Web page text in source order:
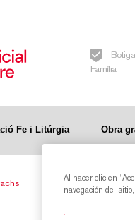
Família
Fe i Litúrgia Obra
Al hacer clic en
navegación del